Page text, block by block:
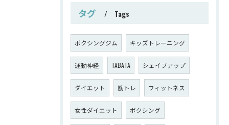
タグ Tags
ボクシングジム キッズトレーニング
運動神経 TABATA シェイプアップ
ダイエット 筋トレ フィットネス
女性ダイエット ボクシング